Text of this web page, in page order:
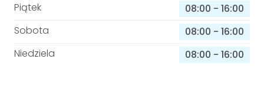
Piątek
08:00 - 16:00
Sobota
08:00 - 16:00
Niedziela
08:00 - 16:00